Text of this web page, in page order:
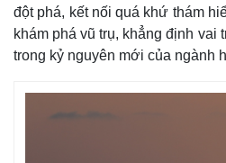
đột phá, kết nối quá khứ thám
khám phá vũ trụ, khẳng định vai
trong kỷ nguyên mới của ngành